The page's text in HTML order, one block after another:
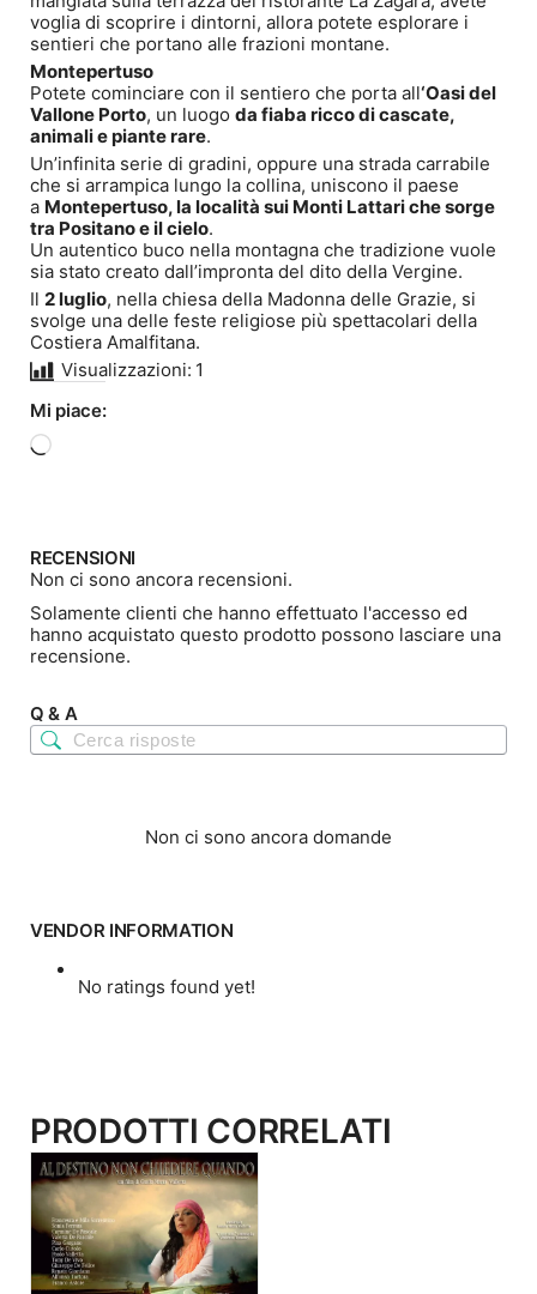
voglia di scoprire i dintorni, allora potete esplorare i
sentieri che portano alle frazioni montane.
Montepertuso
Potete cominciare con il sentiero che porta all‘Oasi del
Vallone Porto, un luogo da fiaba ricco di cascate,
animali e piante rare.
Un’infinita serie di gradini, oppure una strada carrabile
che si arrampica lungo la collina, uniscono il paese
a Montepertuso, la località sui Monti Lattari che sorge
tra Positano e il cielo.
Un autentico buco nella montagna che tradizione vuole
sia stato creato dall’impronta del dito della Vergine.
Il 2 luglio, nella chiesa della Madonna delle Grazie, si
svolge una delle feste religiose più spettacolari della
Costiera Amalfitana.
Visualizzazioni: 1
Mi piace:
Caricamento
RECENSIONI
Non ci sono ancora recensioni.
Solamente clienti che hanno effettuato l'accesso ed
hanno acquistato questo prodotto possono lasciare una
recensione.
Q & A
Non ci sono ancora domande
VENDOR INFORMATION
No ratings found yet!
PRODOTTI CORRELATI